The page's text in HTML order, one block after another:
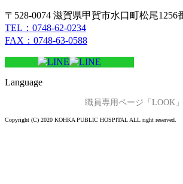
〒528-0074 滋賀県甲賀市水口町松尾1256
TEL：0748-62-0234
FAX：0748-63-0588
Language
職員専用ページ「LOOK」
Copyright (C) 2020 KOHKA PUBLIC HOSPITAL ALL right reserved.